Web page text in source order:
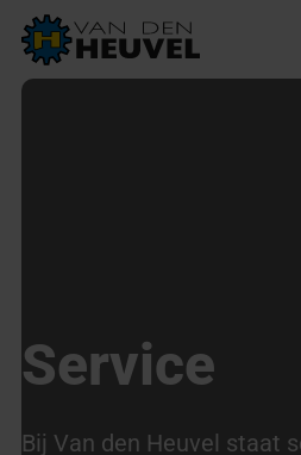
Service
Bij Van den Heuvel staat